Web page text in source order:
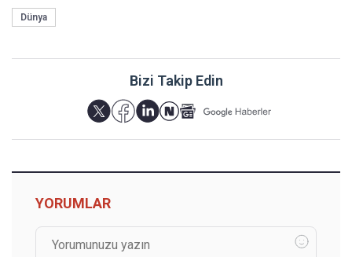
Dünya
Bizi Takip Edin
YORUMLAR